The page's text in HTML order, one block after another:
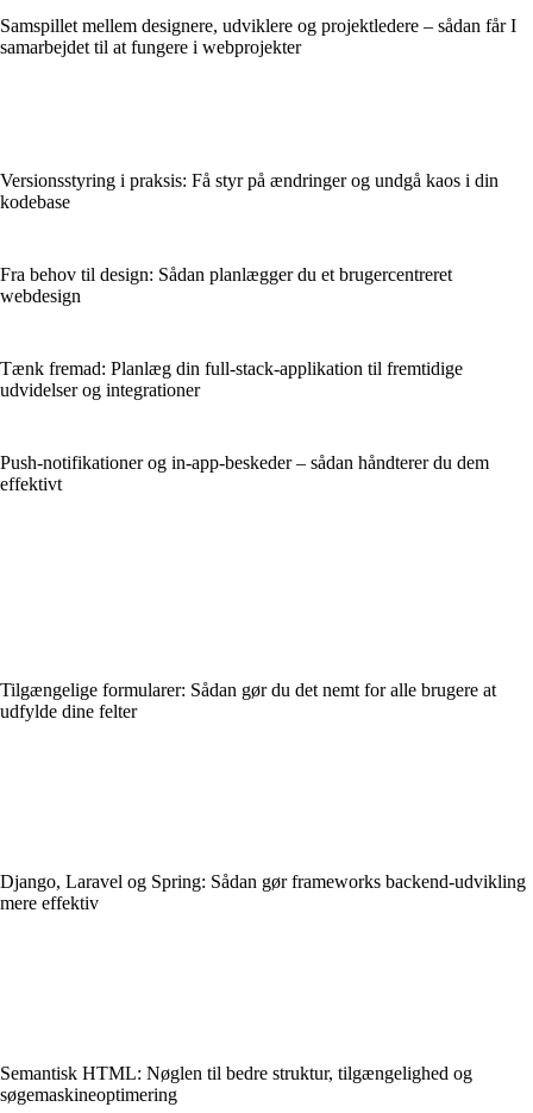
Samspillet mellem designere, udviklere og projektledere – sådan får I
samarbejdet til at fungere i webprojekter
Versionsstyring i praksis: Få styr på ændringer og undgå kaos i din
kodebase
Fra behov til design: Sådan planlægger du et brugercentreret
webdesign
Tænk fremad: Planlæg din full-stack-applikation til fremtidige
udvidelser og integrationer
Push-notifikationer og in-app-beskeder – sådan håndterer du dem
effektivt
Tilgængelige formularer: Sådan gør du det nemt for alle brugere at
udfylde dine felter
Django, Laravel og Spring: Sådan gør frameworks backend-udvikling
mere effektiv
Semantisk HTML: Nøglen til bedre struktur, tilgængelighed og
søgemaskineoptimering